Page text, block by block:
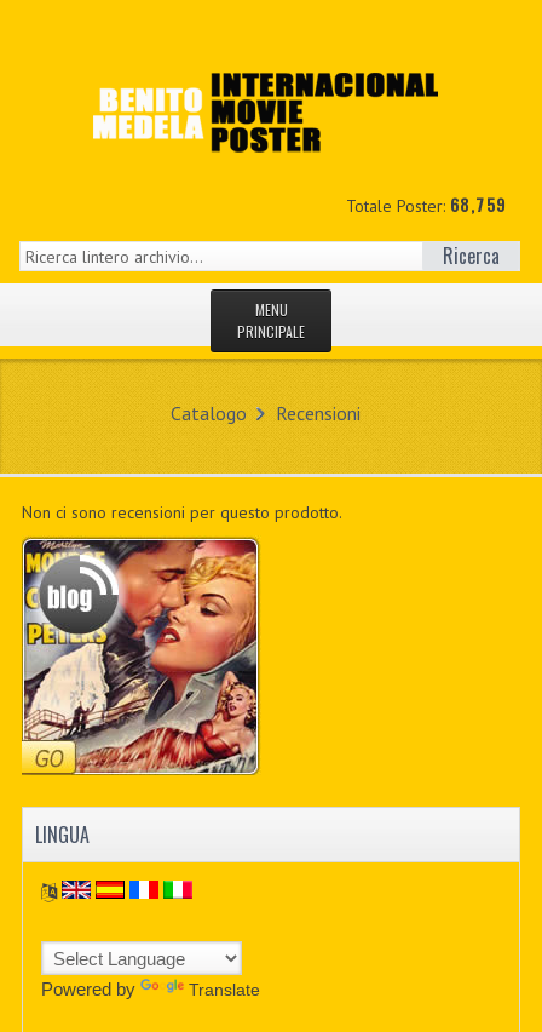
Totale Poster: 68,759
Ricerca
MENU
PRINCIPALE
IL MIO CONTO
CONTATTO
PDF BOOKS
CUSTOM PDF
Catalogo Recensioni
Non ci sono recensioni per questo prodotto.
LINGUA
Powered by Translate